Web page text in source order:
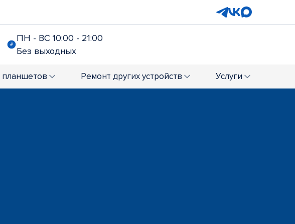
ПН - ВС 10:00 - 21:00
Без выходных
планшетов Ремонт других устройств Услуги